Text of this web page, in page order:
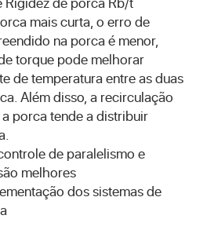
mais curta, o erro de
na porca é menor,
torque pode melhorar
de temperatura entre as duas
Além disso, a recirculação
porca tende a distribuir
de paralelismo e
melhores
dos sistemas de